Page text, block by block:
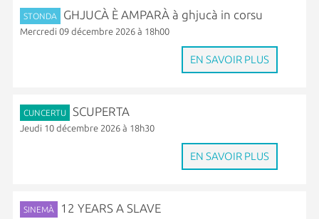
STONDA GHJUCÀ È AMPARÀ à ghjucà in corsu
Mercredi 09 décembre 2026 à 18h00
EN SAVOIR PLUS
CUNCERTU SCUPERTA
Jeudi 10 décembre 2026 à 18h30
EN SAVOIR PLUS
SINEMÀ 12 YEARS A SLAVE